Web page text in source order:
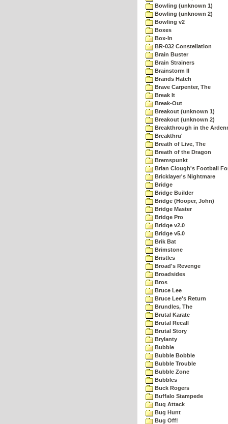
Bowling (unknown 1)
Bowling (unknown 2)
Bowling v2
Boxes
Box-In
BR-032 Constellation
Brain Buster
Brain Strainers
Brainstorm II
Brands Hatch
Brave Carpenter, The
Break It
Break-Out
Breakout (unknown 1)
Breakout (unknown 2)
Breakthrough in the
Breakthru'
Breath of Live, The
Breath of the Dragon
Bremspunkt
Brian Clough's Football
Bricklayer's Nightmare
Bridge
Bridge Builder
Bridge (Hooper, John)
Bridge Master
Bridge Pro
Bridge v2.0
Bridge v5.0
Brik Bat
Brimstone
Bristles
Broad's Revenge
Broadsides
Bros
Bruce Lee
Bruce Lee's Return
Brundles, The
Brutal Karate
Brutal Recall
Brutal Story
Brylanty
Bubble
Bubble Bobble
Bubble Trouble
Bubble Zone
Bubbles
Buck Rogers
Buffalo Stampede
Bug Attack
Bug Hunt
Bug Off!